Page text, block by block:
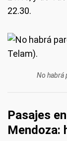
22.30.
No habrá
Pasajes
Mendoza: